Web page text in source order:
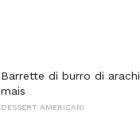
Barrette di burro di
mais
DESSERT AMERICANI